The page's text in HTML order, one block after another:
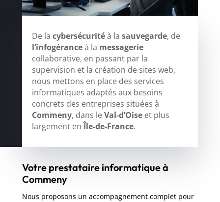
De la cybersécuritéà la sauvegarde, de
l’infogéranceà la messagerie
collaborative, en passant par la
supervision et la création de sites web,
nous mettons en place des services
informatiques adaptés aux besoins
concrets des entreprises situées à
Commeny, dans leVal-d’Oiseet plus
largement enÎle-de-France.
Votre prestataire informatique à
Commeny
Nous proposons un accompagnement complet pour